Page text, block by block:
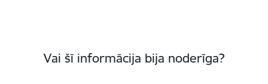
Vai šī informācija bija noderīga?